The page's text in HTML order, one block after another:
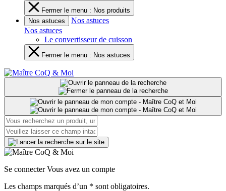
Fermer le menu : Nos produits
Nos astuces
Nos astuces
Nos astuces
Le convertisseur de cuisson
Fermer le menu : Nos astuces
Se connecter Vous avez un compte
Les champs marqués d’un * sont obligatoires.